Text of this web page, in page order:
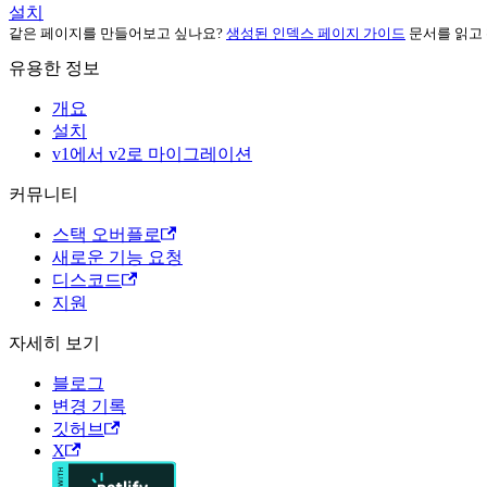
설치
같은 페이지를 만들어보고 싶나요? 생성된 인덱스 페이지 가이드 문서를 읽고
유용한 정보
개요
설치
v1에서 v2로 마이그레이션
커뮤니티
스택 오버플로
새로운 기능 요청
디스코드
지원
자세히 보기
블로그
변경 기록
깃허브
X